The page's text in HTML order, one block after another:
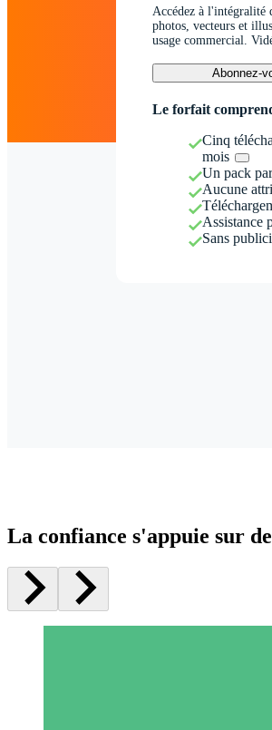
Accédez à l'intégralité
photos, vecteurs et
usage commercial.
Abonnez-
Le forfait
Cinq
mois
Un pack
Aucune
Assistance
Sans
La confiance s'appuie sur